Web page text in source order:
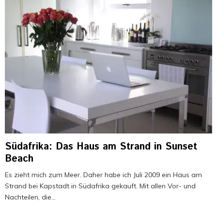
Südafrika: Das Haus am Strand in Sunset
Beach
Es zieht mich zum Meer. Daher habe ich Juli 2009 ein Haus am
Strand bei Kapstadt in Südafrika gekauft. Mit allen Vor- und
Nachteilen, die...